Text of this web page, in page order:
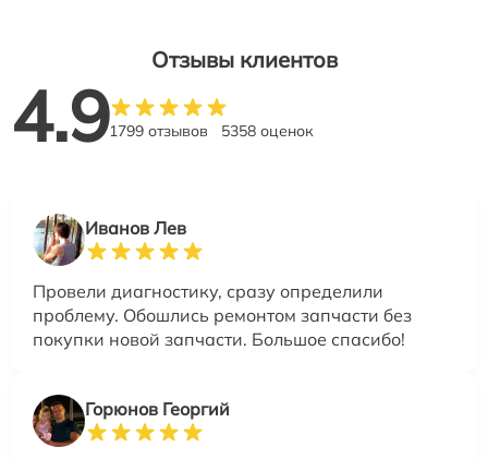
Отзывы клиентов
4.91799 отзывов 5358 оценок
Иванов Лев
Провели диагностику, сразу определили
проблему. Обошлись ремонтом запчасти без
покупки новой запчасти. Большое спасибо!
Горюнов Георгий